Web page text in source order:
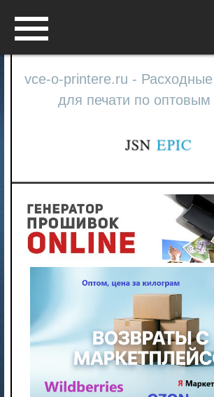
vce-o-printere.ru -
для печати по